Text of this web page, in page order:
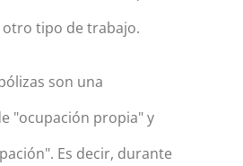
tipo de trabajo.
son una
"ocupación propia" y
Es decir, durante